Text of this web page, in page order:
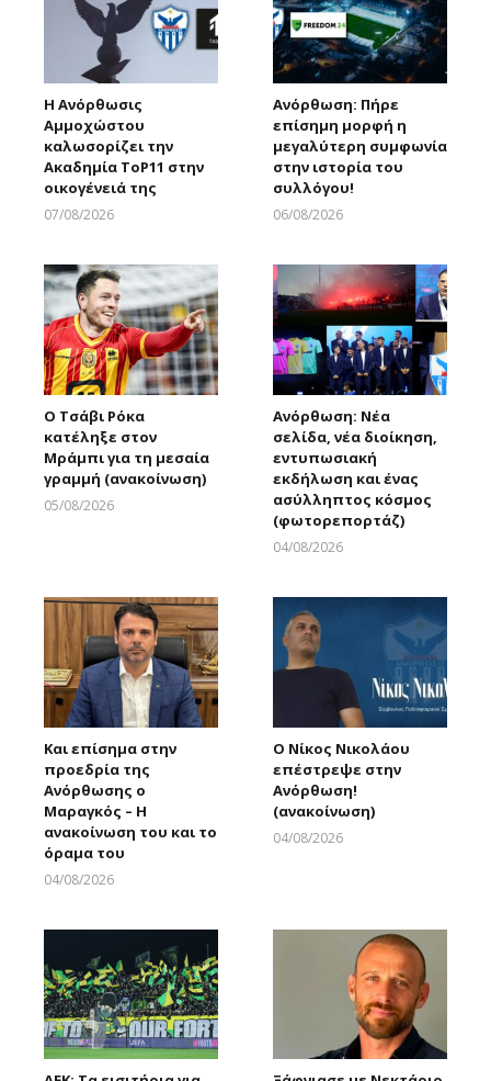
Η Ανόρθωσις
Αμμοχώστου
καλωσορίζει την
Ακαδημία ToP11 στην
οικογένειά της
07/08/2026
Ανόρθωση: Πήρε
επίσημη μορφή η
μεγαλύτερη συμφωνία
στην ιστορία του
συλλόγου!
06/08/2026
Ο Τσάβι Ρόκα
κατέληξε στον
Μράμπι για τη μεσαία
γραμμή (ανακοίνωση)
05/08/2026
Ανόρθωση: Νέα
σελίδα, νέα διοίκηση,
εντυπωσιακή
εκδήλωση και ένας
ασύλληπτος κόσμος
(φωτορεπορτάζ)
04/08/2026
Και επίσημα στην
προεδρία της
Ανόρθωσης ο
Μαραγκός – Η
ανακοίνωση του και το
όραμα του
04/08/2026
Ο Νίκος Νικολάου
επέστρεψε στην
Ανόρθωση!
(ανακοίνωση)
04/08/2026